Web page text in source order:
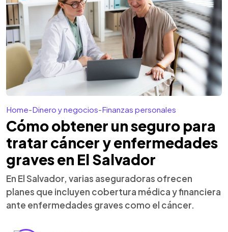
Home-Dinero y negocios-Finanzas personales
Cómo obtener un seguro para
tratar cáncer y enfermedades
graves en El Salvador
En El Salvador, varias aseguradoras ofrecen
planes que incluyen cobertura médica y financiera
ante enfermedades graves como el cáncer.